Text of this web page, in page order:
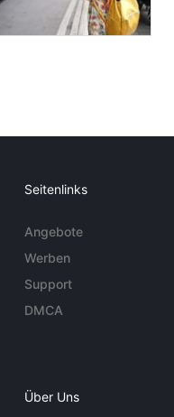
Seitenlinks
Angebote
Werben
Support
DMCA
Über Uns